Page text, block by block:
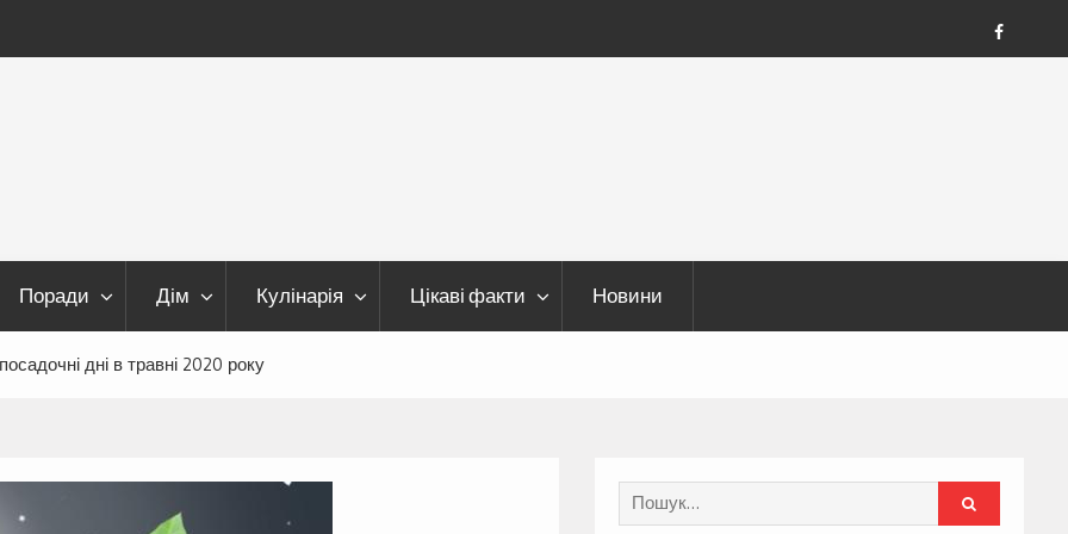
FB
Поради Дім Кулінарія Цікаві факти Новини
дні в травні 2020 року
Search